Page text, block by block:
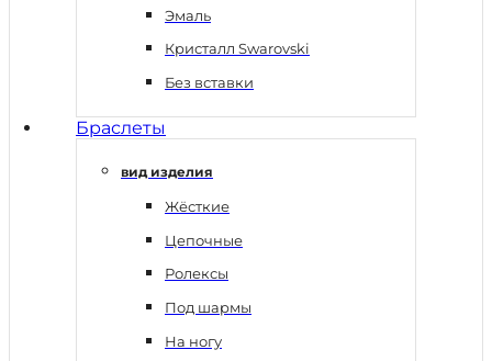
Эмаль
Кристалл Swarovski
Без вставки
Браслеты
вид изделия
Жёсткие
Цепочные
Ролексы
Под шармы
На ногу